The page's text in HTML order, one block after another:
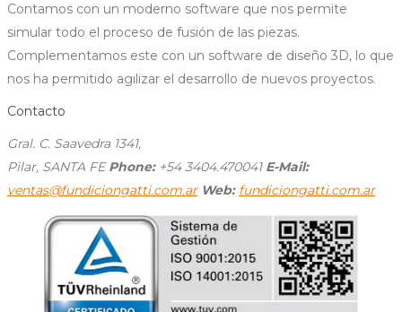
Contamos con un moderno software que nos permite
simular todo el proceso de fusión de las piezas.
Complementamos este con un software de diseño 3D, lo que
nos ha permitido agilizar el desarrollo de nuevos proyectos.
Contacto
Gral. C. Saavedra 1341,
Pilar, SANTA FE Phone:+54 3404.470041 E-Mail:
ventas@fundiciongatti.com.ar Web: fundiciongatti.com.ar